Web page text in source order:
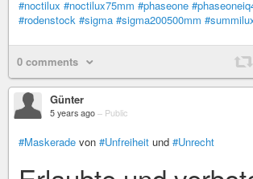
#noctilux #noctilux75mm #phaseone
#rodenstock #sigma #sigma200500mm
0 comments
Günter
5 years ago – Public
#Maskerade von #Unfreiheit und #Unrecht